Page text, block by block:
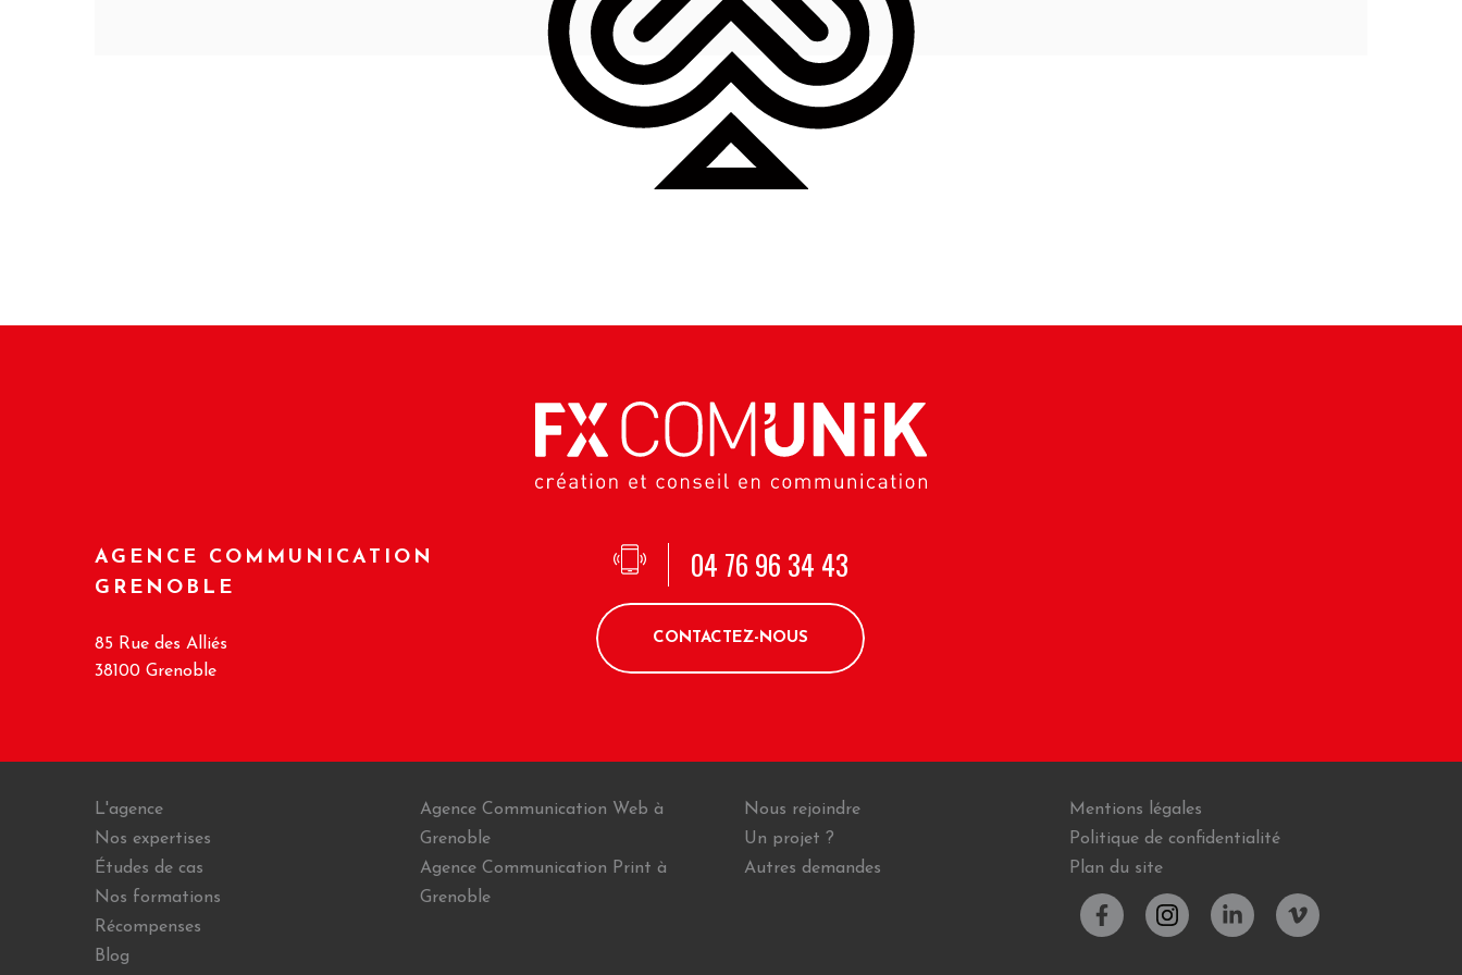
AGENCE COMMUNICATION
GRENOBLE
85 Rue des Alliés
38100 Grenoble
04 76 96 34 43
CONTACTEZ-NOUS
L'agence
Nos expertises
Études de cas
Nos formations
Récompenses
Blog
Agence Communication Web à
Grenoble
Agence Communication Print à
Grenoble
Nous rejoindre
Un projet ?
Autres demandes
Mentions légales
Politique de confidentialité
Plan du site